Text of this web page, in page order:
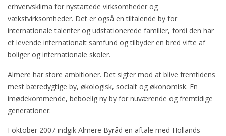
erhvervsklima for nystartede virksomheder og
vækstvirksomheder. Det er også en tiltalende by for
internationale talenter og udstationerede familier, fordi den har
et levende internationalt samfund og tilbyder en bred vifte af
boliger og internationale skoler.
Almere har store ambitioner. Det sigter mod at blive fremtidens
mest bæredygtige by, økologisk, socialt og økonomisk. En
imødekommende, beboelig ny by for nuværende og fremtidige
generationer.
I oktober 2007 indgik Almere Byråd en aftale med Hollands